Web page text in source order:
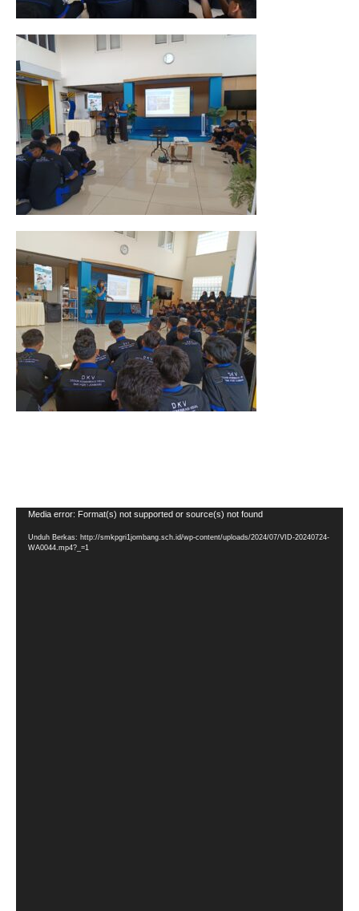
Pemutar
Video
Media error: Format(s) not supported or source(s) not found
Unduh Berkas: http://smkpgri1jombang.sch.id/wp-content/uploads/2024/07/VID-20240724-
WA0044.mp4?_=1